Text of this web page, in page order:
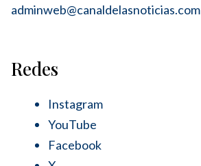
adminweb@canaldelasnoticias.com
Redes
Instagram
YouTube
Facebook